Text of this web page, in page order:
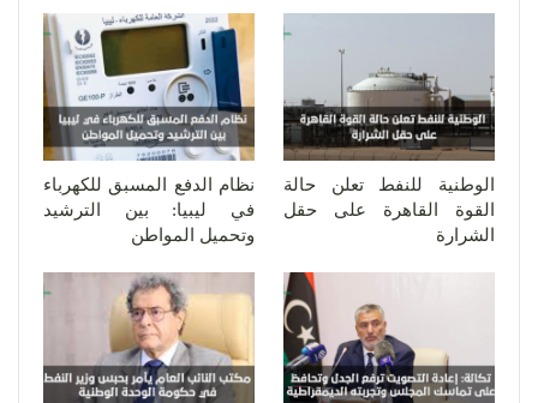
الوطنية للنفط تعلن حالة
القوة القاهرة على حقل
الشرارة
نظام الدفع المسبق للكهرباء
في ليبيا: بين الترشيد
وتحميل المواطن